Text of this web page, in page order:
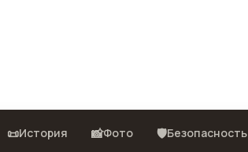
📜История 📸Фото 🛡️Безопасность